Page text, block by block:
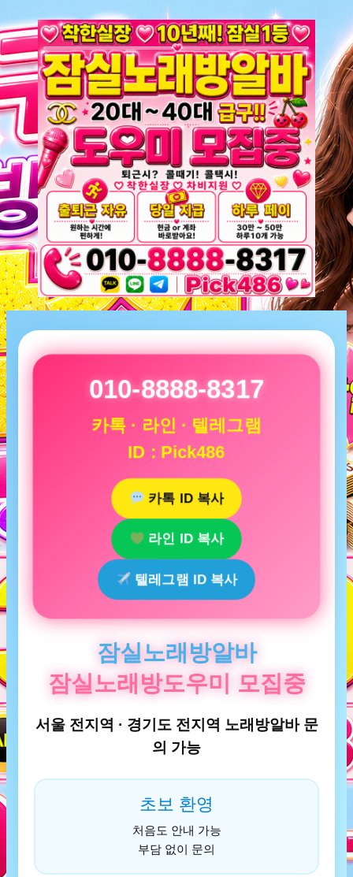
010-8888-8317
카톡 · 라인 · 텔레그램
ID : Pick486
카톡 ID 복사
라인 ID 복사
텔레그램 ID 복사
잠실노래방알바
잠실노래방도우미 모집중
서울 전지역 · 경기도 전지역 노래방알바 문
의 가능
초보 환영
처음도 안내 가능
부담 없이 문의